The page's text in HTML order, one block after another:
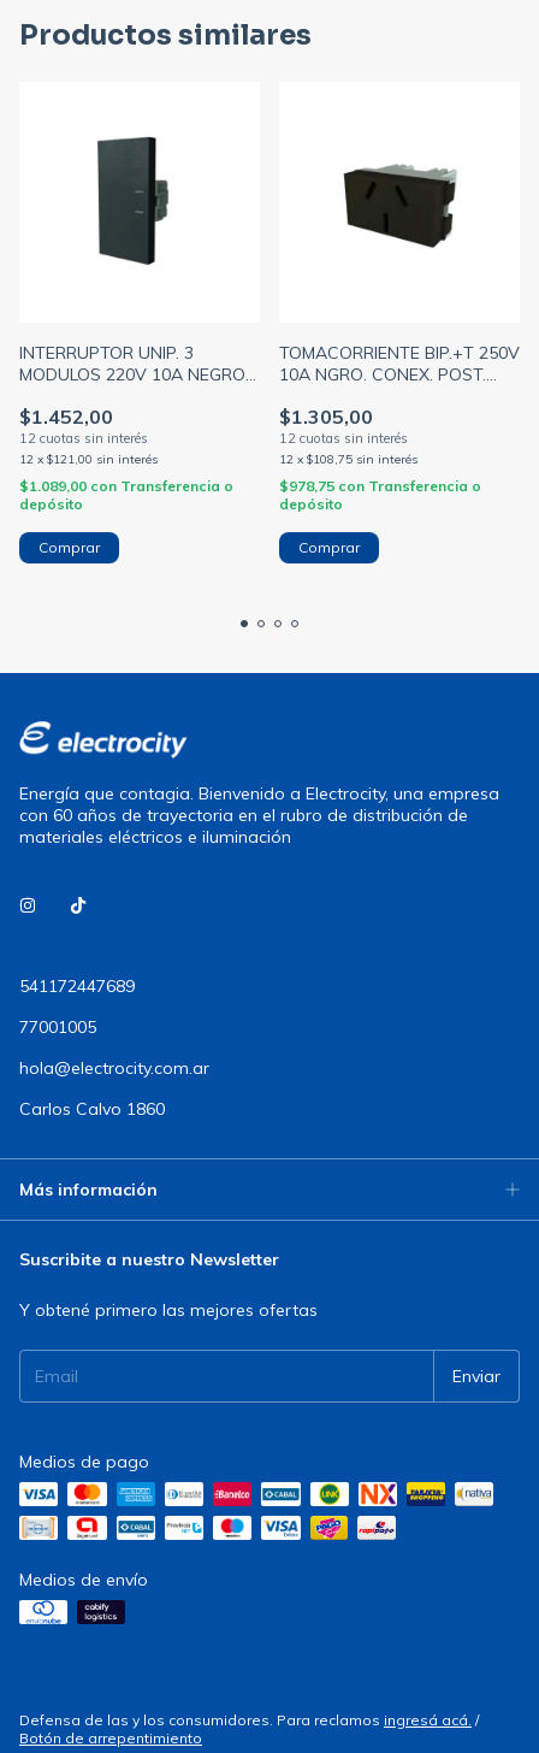
Productos similares
INTERRUPTOR UNIP. 3
MODULOS 220V 10A NEGRO
$1.452,00
12 x $121,00 sin interés
$1.089,00 con Transferencia o
depósito
TOMACORRIENTE BIP.+T 250V
10A NGRO. CONEX. POST.
$1.305,00
12 x $108,75 sin interés
$978,75 con Transferencia o
depósito
Energía que contagia. Bienvenido a Electrocity, una empresa
con 60 años de trayectoria en el rubro de distribución de
materiales eléctricos e iluminación
541172447689
77001005
hola@electrocity.com.ar
Carlos Calvo 1860
Más información
Suscribite a nuestro Newsletter
Y obtené primero las mejores ofertas
Medios de pago
Medios de envío
Defensa de las y los consumidores. Para reclamos ingresá acá. /
Botón de arrepentimiento